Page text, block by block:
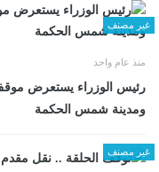
غير مصنف
منذ عام واحد
رئيس الوزراء يستعرض
ومدينة شمس الحكمة
غير مصنف